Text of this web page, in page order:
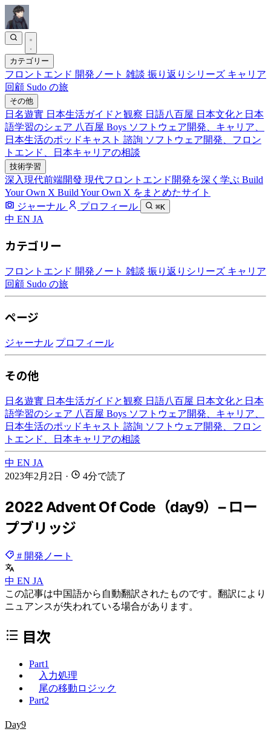
カテゴリー
フロントエンド 開発ノート 雑談 振り返りシリーズ キャリア
回顧 Sudo の旅
その他
日名遊實 日本生活ガイドと観察 日語八百屋 日本文化と日本
語学習のシェア 八百屋 Boys ソフトウェア開発、キャリア、
日本生活のポッドキャスト 諮詢 ソフトウェア開発、フロン
トエンド、日本キャリアの相談
技術学習
深入現代前端開發 現代フロントエンド開発を深く学ぶ Build
Your Own X Build Your Own X をまとめたサイト
ジャーナル
プロフィール ⌘K
中 EN JA
カテゴリー
フロントエンド 開発ノート 雑談 振り返りシリーズ キャリア
回顧 Sudo の旅
ページ
ジャーナル プロフィール
その他
日名遊實 日本生活ガイドと観察 日語八百屋 日本文化と日本
語学習のシェア 八百屋 Boys ソフトウェア開発、キャリア、
日本生活のポッドキャスト 諮詢 ソフトウェア開発、フロン
トエンド、日本キャリアの相談
中 EN JA
2023年2月2日 · 4分で読了
2022 Advent Of Code（day9）– ロー
プブリッジ
# 開発ノート
中 EN JA
この記事は中国語から自動翻訳されたものです。翻訳により
ニュアンスが失われている場合があります。
目次
Part1
入力処理
尾の移動ロジック
Part2
Day9